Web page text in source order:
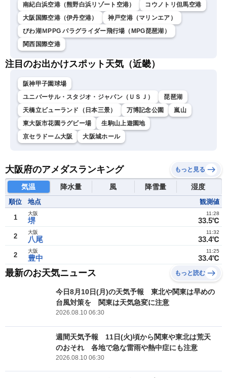
南紀白浜空港（熊野白浜リゾート空港）
コウノトリ但馬空港
大阪国際空港（伊丹空港）
神戸空港（マリンエア）
びわ湖ＭPPG パラグライダー飛行場（MPG琵琶湖）
関西国際空港
注目のお出かけスポット天気（近畿）
阪神甲子園球場
ユニバーサル・スタジオ・ジャパン（ＵＳＪ）
琵琶湖
天橋立ビューランド（日本三景）
万博記念公園
嵐山
東大阪市花園ラグビー場
生駒山上遊園地
京セラドーム大阪
大阪城ホール
大阪府のアメダスランキング もっと見る
気温 降水量 風 降雪量 湿度
順位 地点 観測値
1 堺
大阪
33.5℃
11:28
2 八尾
大阪
33.4℃
11:32
2 豊中
大阪
33.4℃
11:25
最新のお天気ニュース もっと読む
今日8月10日(月)の天気予報 東北や関東は早めの
台風対策を 関東は天気急変に注意
2026.08.10 06:30
週間天気予報 11日(火)頃から関東や東北は荒天
のおそれ 各地で急な雷雨や熱中症にも注意
2026.08.10 06:30